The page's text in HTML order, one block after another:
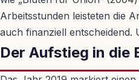
Arbeitsstunden leisteten die
auch finanziell entscheidend.
Der Aufstieg in die